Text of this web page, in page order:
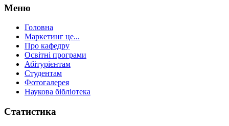
Меню
Головна
Маркетинг це...
Про кафедру
Освітні програми
Абітурієнтам
Студентам
Фотогалерея
Наукова бібліотека
Статистика